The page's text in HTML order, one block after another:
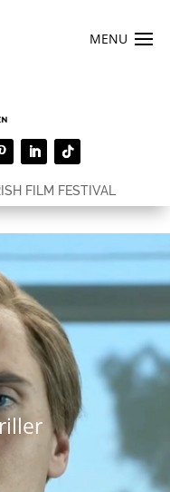
FILM FESTIVAL